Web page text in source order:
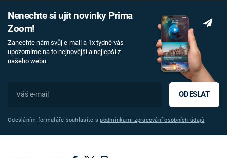
Nenechte si ujít novinky Prima
Zoom!
Zanechte nám svůj e-mail a 1x týdně vás
upozorníme na to nejnovější a nejlepší z
našeho webu.
ODESLAT
Odesláním formuláře souhlasíte spodmínkami zpracování osobních údajů